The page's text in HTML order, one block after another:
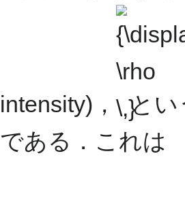
intensity)，
{\displaystyle
\rho \,}
とい
である．これは